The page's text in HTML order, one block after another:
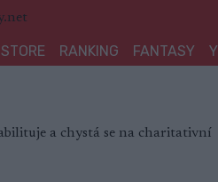
STORE RANKING FANTASY